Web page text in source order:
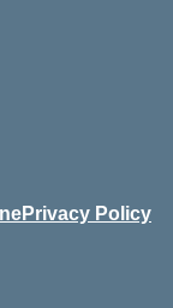
Privacy Policy